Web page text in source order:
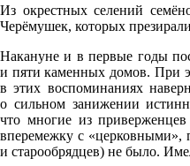
Из окрестных селений
Черёмушек, которых
Накануне и в первые годы
и пяти каменных домов. При
в этих воспоминаниях
о сильном занижении
что многие из
вперемежку с «церковными»,
и старообрядцев) не было.